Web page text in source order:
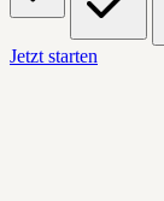
Jetzt starten